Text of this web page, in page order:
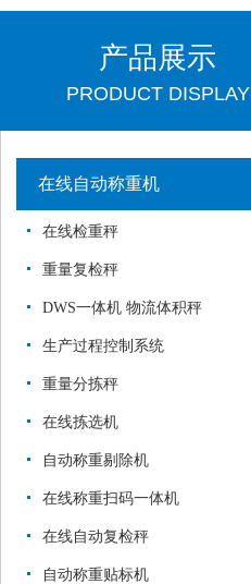
产品展示
PRODUCT DISPLAY
在线自动称重机
在线检重秤
重量复检秤
DWS一体机 物流体积秤
生产过程控制系统
重量分拣秤
在线拣选机
自动称重剔除机
在线称重扫码一体机
在线自动复检秤
自动称重贴标机